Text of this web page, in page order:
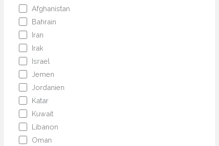
Afghanistan
Bahrain
Iran
Irak
Israel
Jemen
Jordanien
Katar
Kuwait
Libanon
Oman